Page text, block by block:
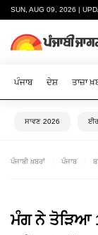
SUN, AUG 09, 2026 |
ਪੰਜਾਬ ਦੇਸ਼ ਤਾਜ਼ਾ
ਸਾਵਣ 2026
ਪੰਜਾਬੀ ਖ਼ਬਰਾਂ ਪੰਜਾਬ
ਮੰਗ ਨੇ ਤੋੜਿਆ